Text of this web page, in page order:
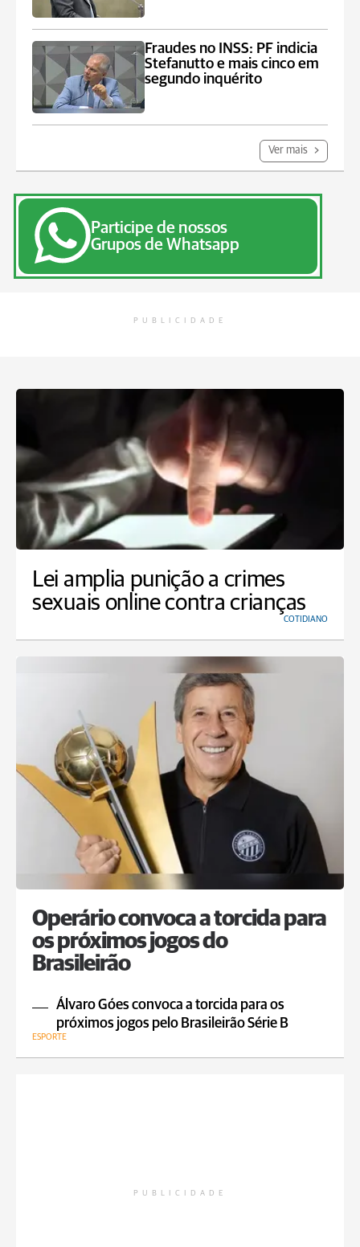
Fraudes no INSS: PF indicia
Stefanutto e mais cinco em
segundo inquérito
Ver mais
Participe de nossos
Grupos de Whatsapp
PUBLICIDADE
Lei amplia punição a crimes
sexuais online contra crianças
COTIDIANO
Operário convoca a torcida para
os próximos jogos do
Brasileirão
Álvaro Góes convoca a torcida para os
próximos jogos pelo Brasileirão Série B
ESPORTE
PUBLICIDADE